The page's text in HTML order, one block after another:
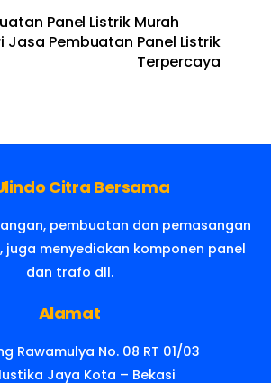
Panel Listrik Murah
Jasa Pembuatan Panel Listrik
Terpercaya
Citra Bersama
pembuatan dan pemasangan
menyediakan komponen panel
dan trafo dll.
Alamat
Rawamulya No. 08 RT 01/03
Jaya Kota – Bekasi